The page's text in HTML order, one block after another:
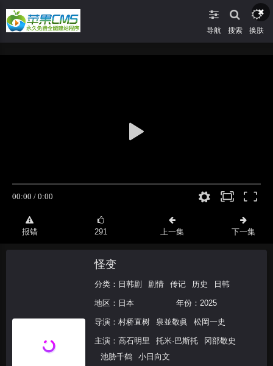
导航 搜索 换肤
报错 291 上一集 下一集
怪变
分类： 日韩剧 剧情 传记 历史 日韩
地区： 日本 年份： 2025
导演： 村桥直树 泉並敬眞 松岡一史
主演： 高石明里 托米·巴斯托
冈部敬史
池胁千鹤
小日向文